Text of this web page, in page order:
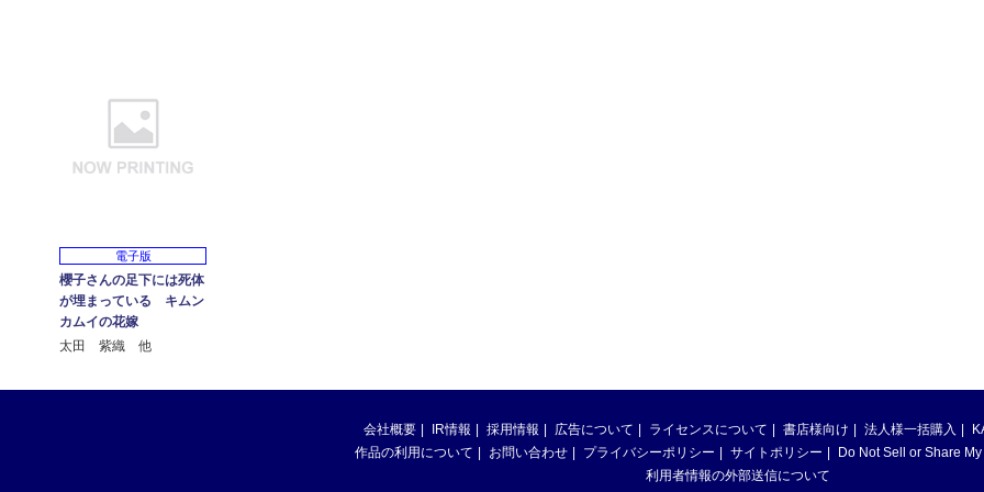
電子版
櫻子さんの足下には死体
が埋まっている キムン
カムイの花嫁
太田 紫織 他
会社概要 IR情報 採用情報 広告について ライセンスについて 書店様向け 法人様一括購入
作品の利用について
お問い合わせ プライバシーポリシー サイトポリシー
Do Not Sell or Share
利用者情報の外部送信について